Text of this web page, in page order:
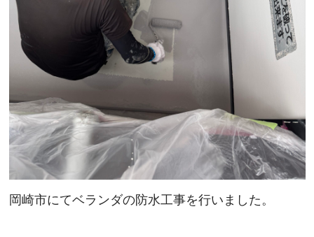
岡崎市にてベランダの防水工事を行いました。